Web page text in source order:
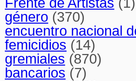
género (370)
encuentro nacional
femicidios (14)
gremiales (870)
bancarios (7)